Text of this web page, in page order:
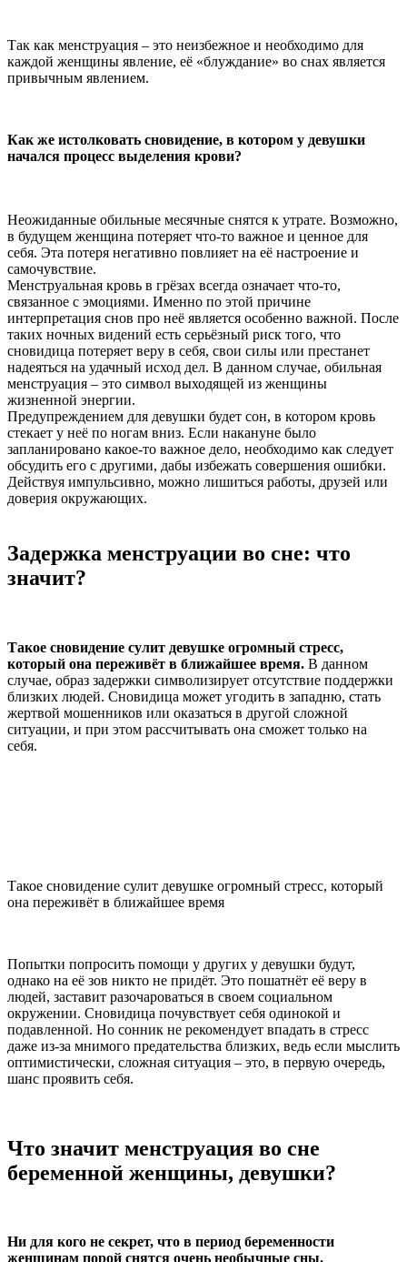
Так как менструация – это неизбежное и необходимо для
каждой женщины явление, её «блуждание» во снах является
привычным явлением.
Как же истолковать сновидение, в котором у девушки
начался процесс выделения крови?
Неожиданные обильные месячные снятся к утрате. Возможно,
в будущем женщина потеряет что-то важное и ценное для
себя. Эта потеря негативно повлияет на её настроение и
самочувствие.
Менструальная кровь в грёзах всегда означает что-то,
связанное с эмоциями. Именно по этой причине
интерпретация снов про неё является особенно важной. После
таких ночных видений есть серьёзный риск того, что
сновидица потеряет веру в себя, свои силы или престанет
надеяться на удачный исход дел. В данном случае, обильная
менструация – это символ выходящей из женщины
жизненной энергии.
Предупреждением для девушки будет сон, в котором кровь
стекает у неё по ногам вниз. Если накануне было
запланировано какое-то важное дело, необходимо как следует
обсудить его с другими, дабы избежать совершения ошибки.
Действуя импульсивно, можно лишиться работы, друзей или
доверия окружающих.
Задержка менструации во сне: что
значит?
Такое сновидение сулит девушке огромный стресс,
который она переживёт в ближайшее время. В данном
случае, образ задержки символизирует отсутствие поддержки
близких людей. Сновидица может угодить в западню, стать
жертвой мошенников или оказаться в другой сложной
ситуации, и при этом рассчитывать она сможет только на
себя.
Такое сновидение сулит девушке огромный стресс, который
она переживёт в ближайшее время
Попытки попросить помощи у других у девушки будут,
однако на её зов никто не придёт. Это пошатнёт её веру в
людей, заставит разочароваться в своем социальном
окружении. Сновидица почувствует себя одинокой и
подавленной. Но сонник не рекомендует впадать в стресс
даже из-за мнимого предательства близких, ведь если мыслить
оптимистически, сложная ситуация – это, в первую очередь,
шанс проявить себя.
Что значит менструация во сне
беременной женщины, девушки?
Ни для кого не секрет, что в период беременности
женщинам порой снятся очень необычные сны.